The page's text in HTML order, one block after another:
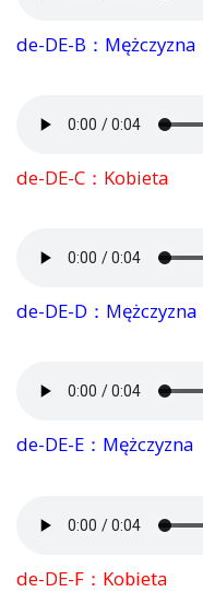
de-DE-B：Mężczyzna
de-DE-C：Kobieta
de-DE-D：Mężczyzna
de-DE-E：Mężczyzna
de-DE-F：Kobieta